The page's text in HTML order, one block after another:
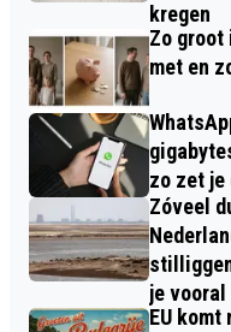
kregen
Zo
met en
zo zet
Zóveel
je
EU